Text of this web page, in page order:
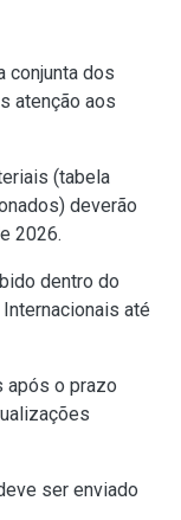
conjunta dos
atenção aos
(tabela
deverão
2026.
dentro do
até
após o prazo
ser enviado